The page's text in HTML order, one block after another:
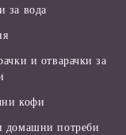
за вода
и отварачки за
кофи
домашни потреби